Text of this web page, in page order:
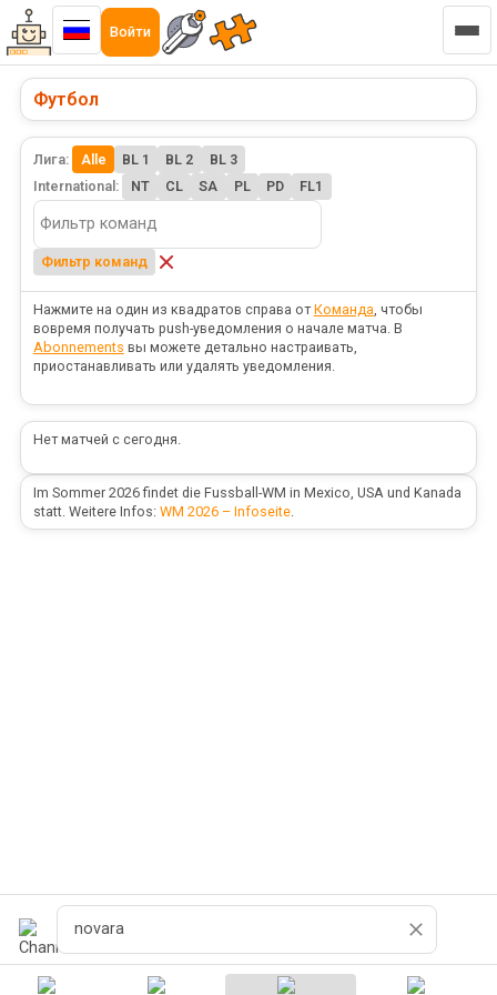
Войти
Футбол
Лига: Alle BL 1 BL 2
BL 3
International:
NT CL SA PL PD FL1
Фильтр команд
Нажмите на один из квадратов справа отКоманда, чтобы
вовремя получать push-уведомления о начале матча. В
Abonnements вы можете детально настраивать,
приостанавливать или удалять уведомления.
Нет матчей с сегодня.
Im Sommer 2026 findet die Fussball-WM in Mexico, USA und Kanada
statt. Weitere Infos: WM 2026 – Infoseite.
Поиск